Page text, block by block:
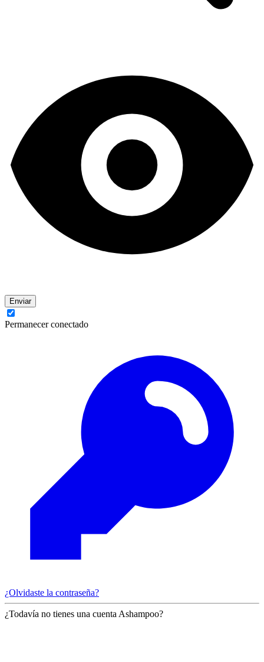
Enviar
Permanecer conectado
¿Olvidaste la contraseña?
¿Todavía no tienes una cuenta Ashampoo?